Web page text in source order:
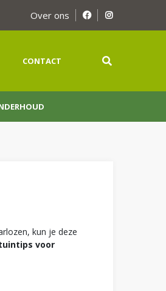
Over ons
CONTACT
kun je deze
voor